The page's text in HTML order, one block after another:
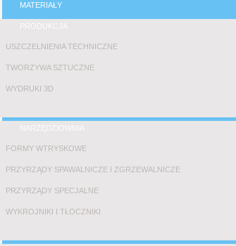
MATERIAŁY
PRODUKCJA
USZCZELNIENIA TECHNICZNE
TWORZYWA SZTUCZNE
WYDRUKI 3D
NARZĘDZIOWNIA
FORMY WTRYSKOWE
PRZYRZĄDY SPAWALNICZE I ZGRZEWALNICZE
PRZYRZĄDY SPECJALNE
WYKROJNIKI I TŁOCZNIKI